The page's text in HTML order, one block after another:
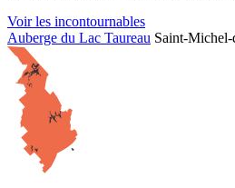
Voir les incontournables
Auberge du Lac Taureau Saint-Michel-